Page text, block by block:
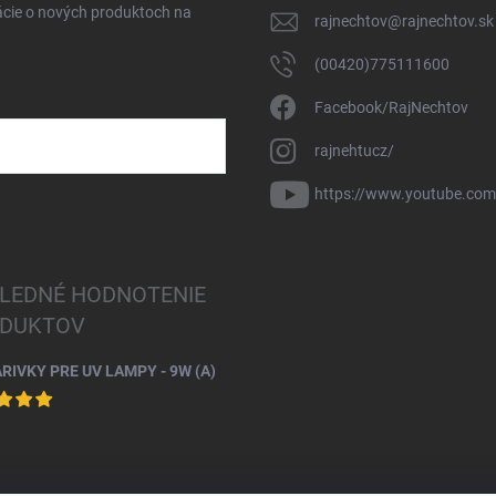
o nových produktoch na
rajnechtov@rajnechtov.sk
(00420)775111600
Facebook/RajNechtov
rajnehtucz/
https://
HODNOTENIE
PRE UV LAMPY - 9W (A)